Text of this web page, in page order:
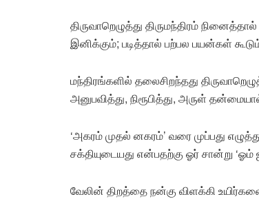
திருவாறெழுத்து திருமந்திரம்
இனிக்கும்; படித்தால் பற்பல பயன்கள்
மந்திரங்களில் தலைசிறந்தது
அனுபவித்து, நிரூபித்து, அருள்
‘அகரம் முதல் னகரம்’ வரை முப்பது
சக்தியுடையது என்பதற்கு ஓர் சான்று ‘ஓம்
வேலின் திறத்தை நன்கு விளக்கி